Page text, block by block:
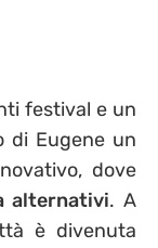
festival e un
di Eugene un
dove
alternativi. A
è divenuta